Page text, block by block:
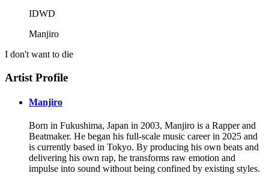
IDWD
Manjiro
I don't want to die
Artist Profile
Manjiro
Born in Fukushima, Japan in 2003, Manjiro is a Rapper and
Beatmaker. He began his full-scale music career in 2025 and
is currently based in Tokyo. By producing his own beats and
delivering his own rap, he transforms raw emotion and
impulse into sound without being confined by existing styles.